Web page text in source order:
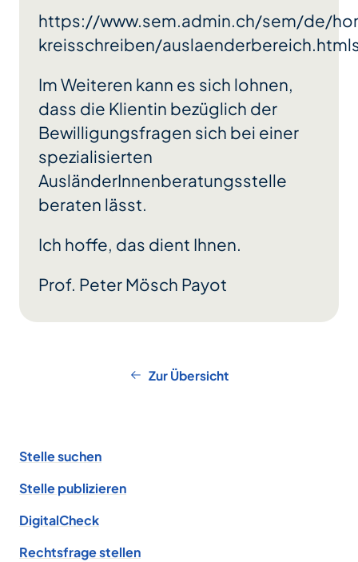
https://www.sem.admin.ch/sem/de/
kreisschreiben/
Im Weiteren kann es sich lohnen,
dass die Klientin bezüglich der
Bewilligungsfragen sich bei einer
spezialisierten
AusländerInnenberatungsstelle
beraten lässt.
Ich hoffe, das dient Ihnen.
Prof. Peter Mösch Payot
Zur Übersicht
Stelle suchen
Stelle publizieren
DigitalCheck
Rechtsfrage stellen